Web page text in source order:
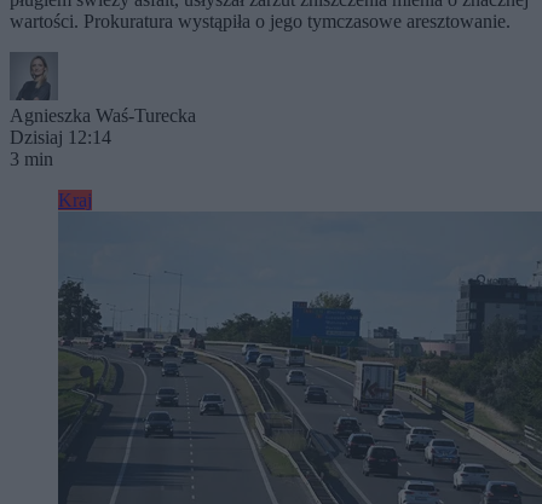
wartości. Prokuratura wystąpiła o jego tymczasowe aresztowanie.
Agnieszka Waś-Turecka
Dzisiaj 12:14
3 min
Kraj